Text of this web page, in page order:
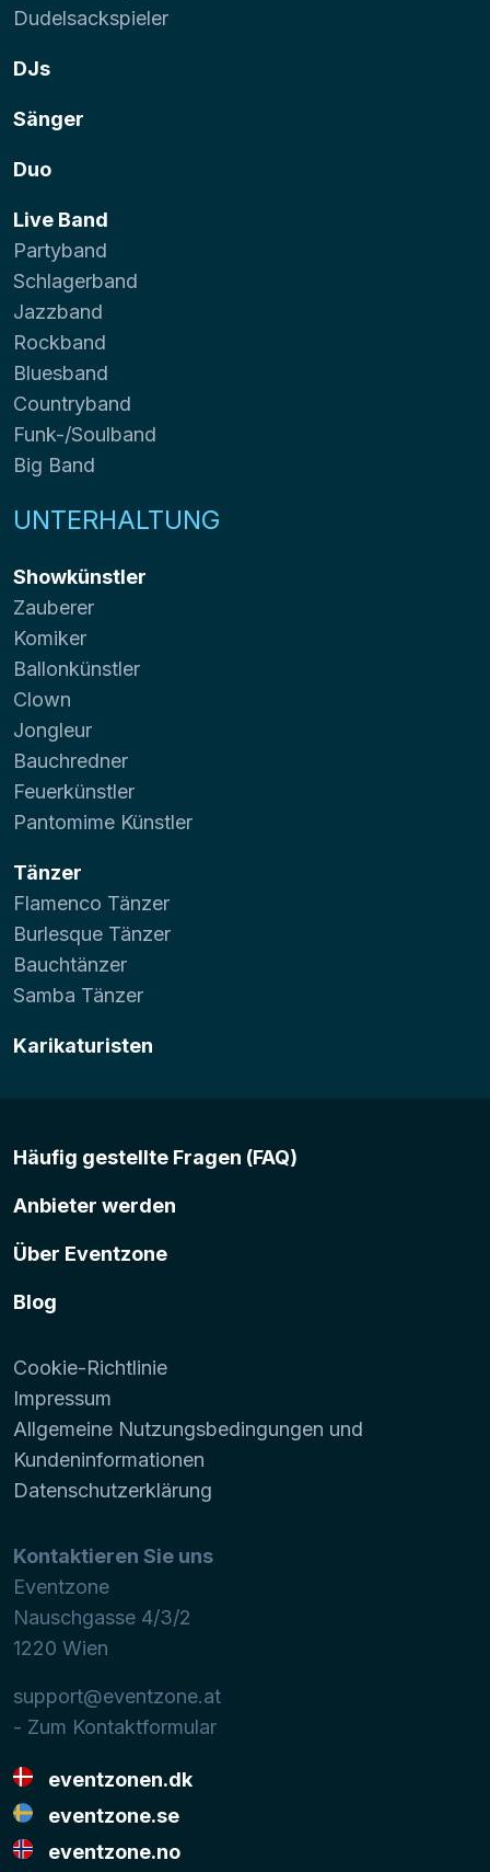
Dudelsackspieler
DJs
Sänger
Duo
Live Band
Partyband
Schlagerband
Jazzband
Rockband
Bluesband
Countryband
Funk-/Soulband
Big Band
UNTERHALTUNG
Showkünstler
Zauberer
Komiker
Ballonkünstler
Clown
Jongleur
Bauchredner
Feuerkünstler
Pantomime Künstler
Tänzer
Flamenco Tänzer
Burlesque Tänzer
Bauchtänzer
Samba Tänzer
Karikaturisten
Häufig gestellte Fragen (FAQ)
Anbieter werden
Über Eventzone
Blog
Cookie-Richtlinie
Impressum
Allgemeine Nutzungsbedingungen und
Kundeninformationen
Datenschutzerklärung
Kontaktieren Sie uns
Eventzone
Nauschgasse 4/3/2
1220 Wien
support@eventzone.at
- Zum Kontaktformular
eventzonen.dk
eventzone.se
eventzone.no